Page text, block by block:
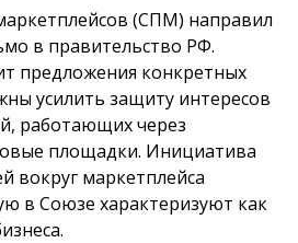
(СПМ) направил
в правительство РФ.
предложения конкретных
усилить защиту интересов
работающих через
площадки. Инициатива
вокруг маркетплейса
в Союзе характеризуют как